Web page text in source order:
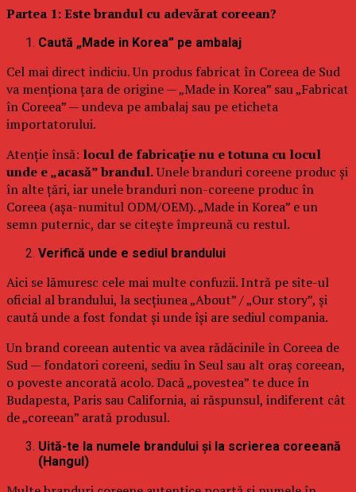
Partea 1: Este brandul cu adevărat coreean?
Caută „Made in Korea” pe ambalaj
Cel mai direct indiciu. Un produs fabricat în Coreea de Sud
va menționa țara de origine — „Made in Korea” sau „Fabricat
în Coreea” — undeva pe ambalaj sau pe eticheta
importatorului.
Atenție însă: locul de fabricație nu e totuna cu locul
unde e „acasă” brandul.Unele branduri coreene produc și
în alte țări, iar unele branduri non-coreene produc în
Coreea (așa-numitul ODM/OEM). „Made in Korea” e un
semn puternic, dar se citește împreună cu restul.
Verifică unde e sediul brandului
Aici se lămuresc cele mai multe confuzii. Intră pe site-ul
oficial al brandului, la secțiunea „About” / „Our story”, și
caută unde a fost fondat și unde își are sediul compania.
Un brand coreean autentic va avea rădăcinile în Coreea de
Sud — fondatori coreeni, sediu în Seul sau alt oraș coreean,
o poveste ancorată acolo. Dacă „povestea” te duce în
Budapesta, Paris sau California, ai răspunsul, indiferent cât
de „coreean” arată produsul.
Uită-te la numele brandului și la scrierea coreeană
(Hangul)